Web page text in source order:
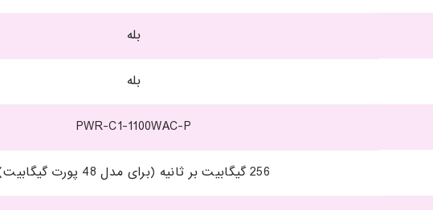
بله
بله
PWR-C1-1100WAC-P
256 گیگابیت بر ثانیه (برای مدل 48 پورت گیگابیت)